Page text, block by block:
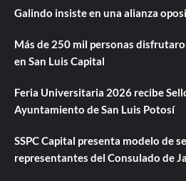
Galindo insiste en una alianza
Más de 250 mil personas
en San Luis Capital
Feria Universitaria 2026 recibe
Ayuntamiento de San Luis Potosí
SSPC Capital presenta modelo de
representantes del Consulado de